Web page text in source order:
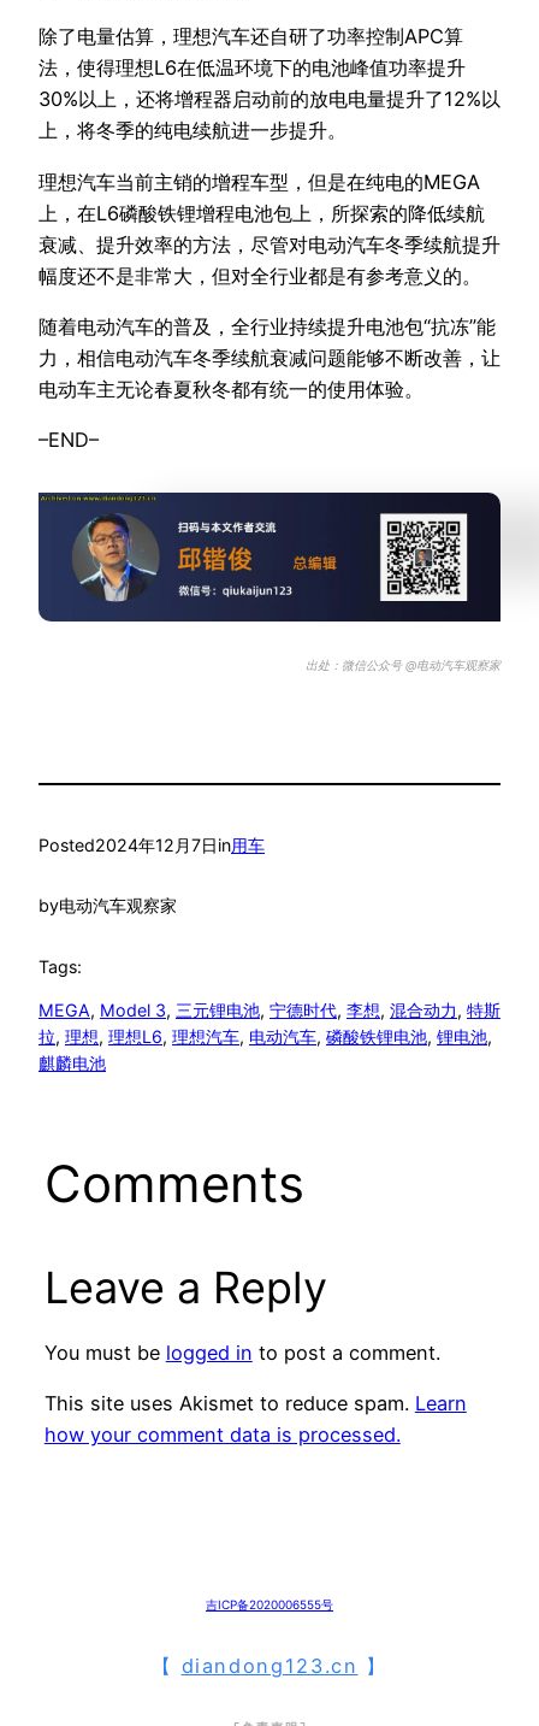
除了电量估算，理想汽车还自研了功率控制APC算
法，使得理想L6在低温环境下的电池峰值功率提升
30%以上，还将增程器启动前的放电电量提升了12%以
上，将冬季的纯电续航进一步提升。
理想汽车当前主销的增程车型，但是在纯电的MEGA
上，在L6磷酸铁锂增程电池包上，所探索的降低续航
衰减、提升效率的方法，尽管对电动汽车冬季续航提升
幅度还不是非常大，但对全行业都是有参考意义的。
随着电动汽车的普及，全行业持续提升电池包“抗冻”能
力，相信电动汽车冬季续航衰减问题能够不断改善，让
电动车主无论春夏秋冬都有统一的使用体验。
–END–
出处：微信公众号 @电动汽车观察家
Posted2024年12月7日in用车
by电动汽车观察家
Tags:
MEGA, Model 3, 三元锂电池, 宁德时代, 李想, 混合动力, 特斯
拉, 理想, 理想L6, 理想汽车, 电动汽车, 磷酸铁锂电池, 锂电池
麒麟电池
Comments
Leave a Reply
You must be logged in to post a comment.
This site uses Akismet to reduce spam. Learn
how your comment data is processed.
吉ICP备2020006555号
【 diandong123.cn 】